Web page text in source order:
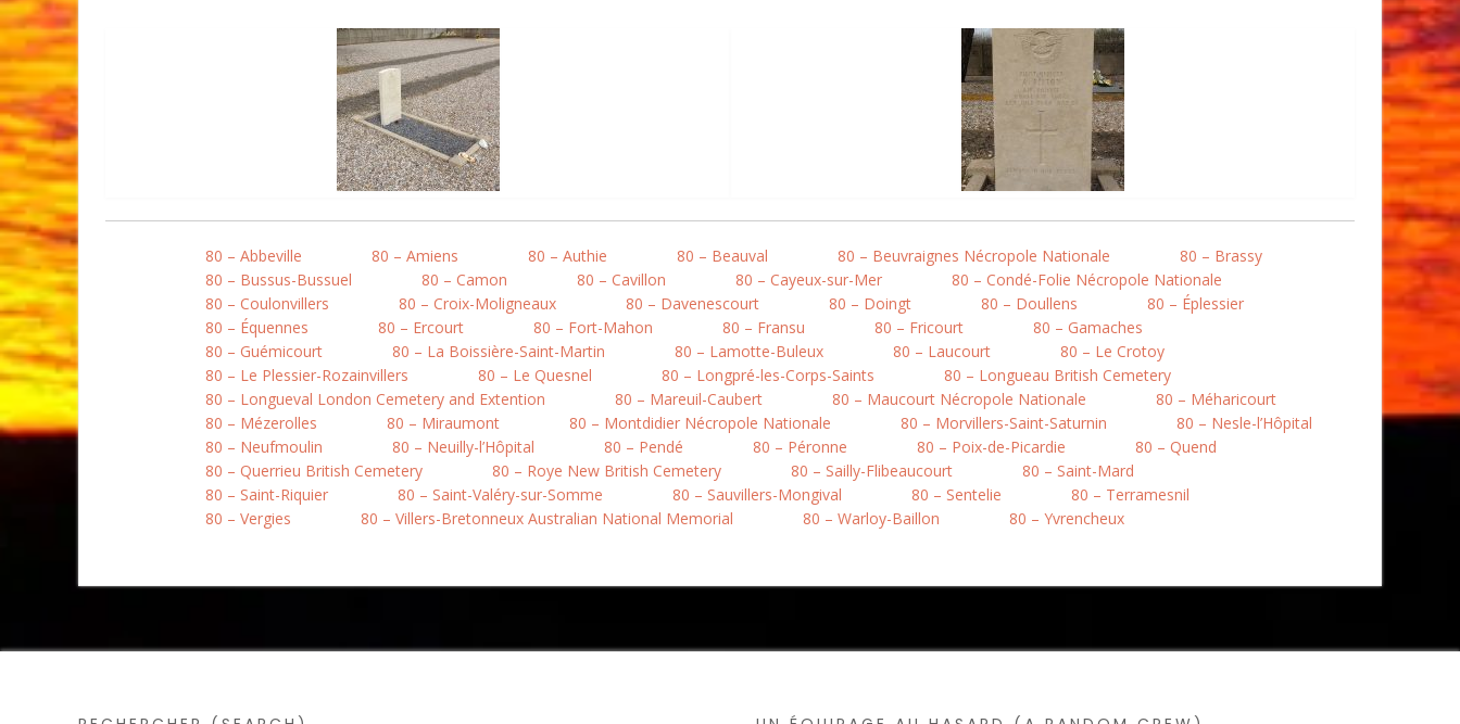
80 – Abbeville 80 – Amiens 80 – Authie 80 – Beauval 80 – Beuvraignes Nécropole Nationale
80 – Brassy
80 – Bussus-Bussuel
80 – Camon 80 – Cavillon 80 – Cayeux-sur-Mer
80 – Condé-Folie Nécropole Nationale
80 – Coulonvillers
80 – Croix-Moligneaux 80 – Davenescourt 80 – Doingt 80 – Doullens
80 – Éplessier
80 – Équennes
80 – Ercourt 80 – Fort-Mahon 80 – Fransu 80 – Fricourt
80 – Gamaches
80 – Guémicourt
80 – La Boissière-Saint-Martin 80 – Lamotte-Buleux 80 – Laucourt
80 – Le Crotoy
80 – Le Plessier-Rozainvillers
80 – Le Quesnel 80 – Longpré-les-Corps-Saints
80 – Longueau British Cemetery
80 – Longueval London Cemetery and Extention
80 – Mareuil-Caubert 80 – Maucourt Nécropole Nationale
80 – Méharicourt
80 – Mézerolles
80 – Miraumont 80 – Montdidier Nécropole Nationale 80 – Morvillers-Saint-Saturnin
80 – Nesle-l’Hôpital
80 – Neufmoulin
80 – Neuilly-l’Hôpital 80 – Pendé 80 – Péronne 80 – Poix-de-Picardie
80 – Quend
80 – Querrieu British Cemetery
80 – Roye New British Cemetery 80 – Sailly-Flibeaucourt
80 – Saint-Mard
80 – Saint-Riquier
80 – Saint-Valéry-sur-Somme 80 – Sauvillers-Mongival 80 – Sentelie
80 – Terramesnil
80 – Vergies
80 – Villers-Bretonneux Australian National Memorial 80 – Warloy-Baillon 80 – Yvrencheux